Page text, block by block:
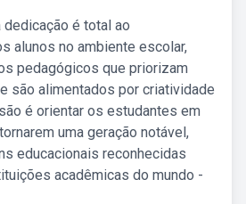
dedicação é total ao
alunos no ambiente escolar,
pedagógicos que priorizam
são alimentados por criatividade
é orientar os estudantes em
uma geração notável,
educacionais reconhecidas
acadêmicas do mundo -